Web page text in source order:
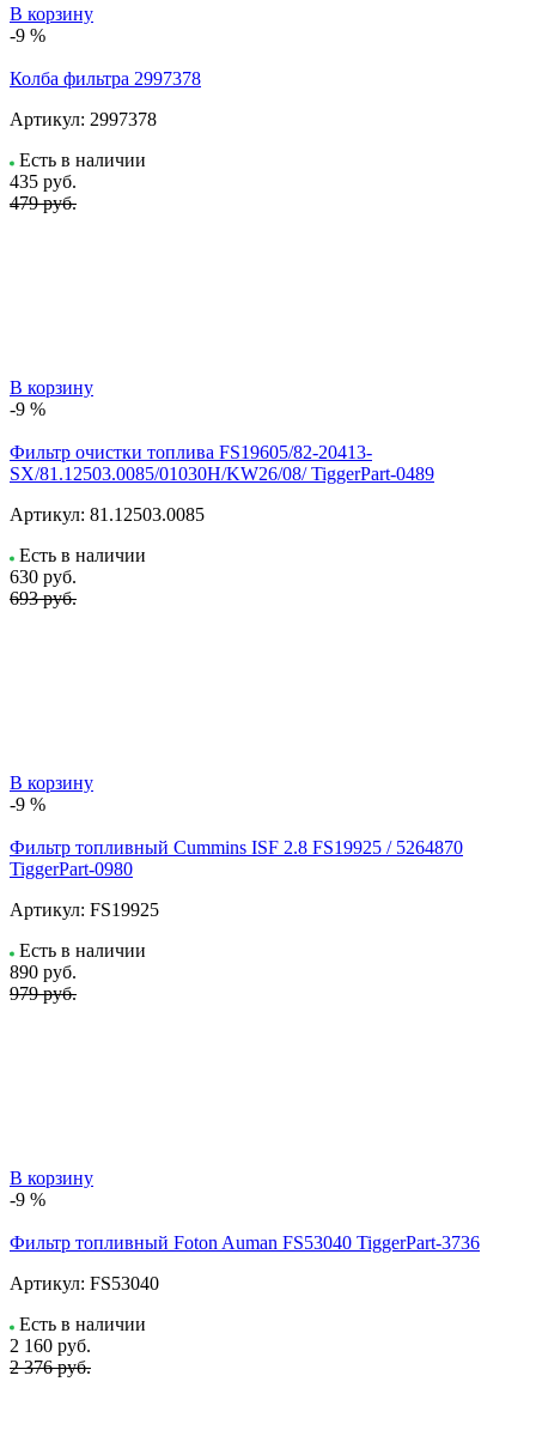
В корзину
-9 %
Колба фильтра 2997378
Артикул: 2997378
Есть в наличии
435 руб.
479 руб.
В корзину
-9 %
Фильтр очистки топлива FS19605/82-20413-
SX/81.12503.0085/01030H/KW26/08/ TiggerPart-0489
Артикул: 81.12503.0085
Есть в наличии
630 руб.
693 руб.
В корзину
-9 %
Фильтр топливный Cummins ISF 2.8 FS19925 / 5264870
TiggerPart-0980
Артикул: FS19925
Есть в наличии
890 руб.
979 руб.
В корзину
-9 %
Фильтр топливный Foton Auman FS53040 TiggerPart-3736
Артикул: FS53040
Есть в наличии
2 160 руб.
2 376 руб.